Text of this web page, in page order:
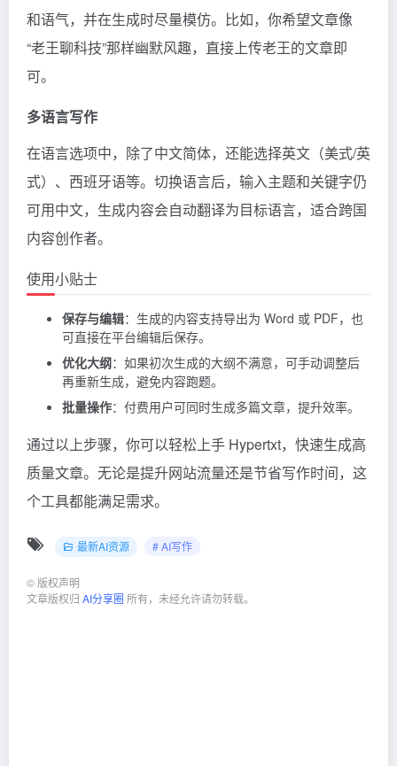
和语气，并在生成时尽量模仿。比如，你希望文章像
“老王聊科技”那样幽默风趣，直接上传老王的文章即
可。
多语言写作
在语言选项中，除了中文简体，还能选择英文（美式/英
式）、西班牙语等。切换语言后，输入主题和关键字仍
可用中文，生成内容会自动翻译为目标语言，适合跨国
内容创作者。
使用小贴士
保存与编辑：生成的内容支持导出为 Word 或 PDF，也
可直接在平台编辑后保存。
优化大纲：如果初次生成的大纲不满意，可手动调整后
再重新生成，避免内容跑题。
批量操作：付费用户可同时生成多篇文章，提升效率。
通过以上步骤，你可以轻松上手 Hypertxt，快速生成高
质量文章。无论是提升网站流量还是节省写作时间，这
个工具都能满足需求。
最新AI资源 # AI写作
© 版权声明
文章版权归 AI分享圈 所有，未经允许请勿转载。